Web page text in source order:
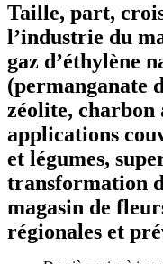
Taille, part,
l’industrie du
gaz d’éthylène
(permanganate
zéolite,
applications
et légumes,
transformation
magasin de
régionales et